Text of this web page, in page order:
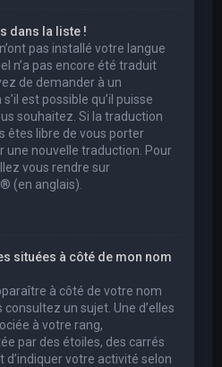
dans la liste !
pas installé votre langue
n’a pas encore été traduit
de demander à un
est possible qu’il puisse
souhaitez. Si la traduction
êtes libre de vous porter
une nouvelle traduction. Pour
vous rendre sur
® (en anglais).
situées à côté de mon nom
à côté de votre nom
un sujet. Une d’elles
à votre rang,
par des étoiles, des carrés
d’indiquer votre activité selon